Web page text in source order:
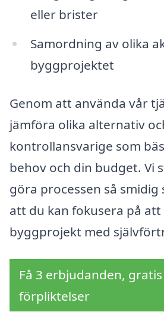
eller brister
Samordning av olika
byggprojektet
Genom att använda vår
jämföra olika alternativ
kontrollansvarige som
behov och din budget. Vi
göra processen så smidig
att du kan fokusera på
byggprojekt med
Få 3 erbjudanden,
förpliktelser